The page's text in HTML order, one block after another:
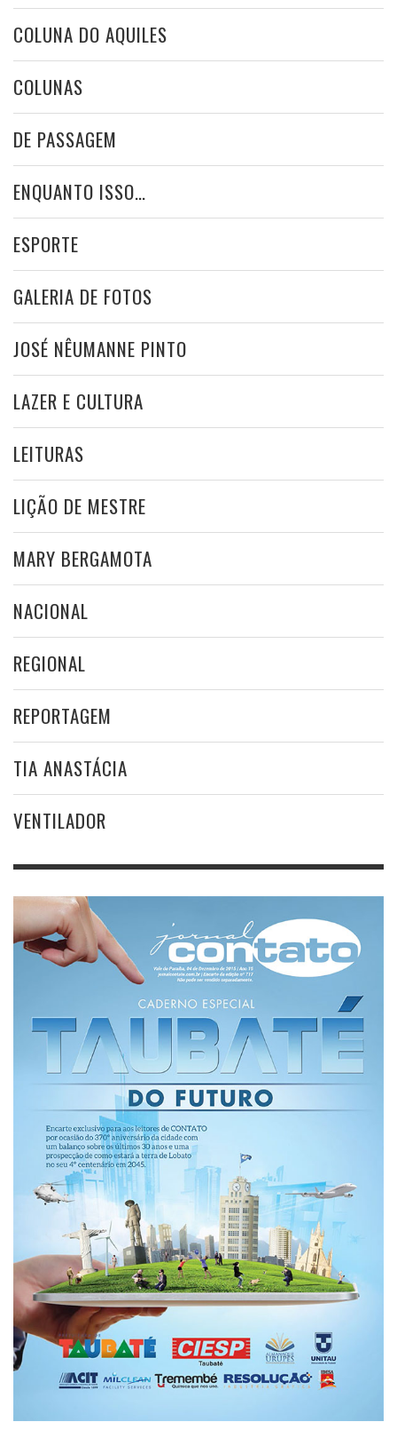
COLUNA DO AQUILES
COLUNAS
DE PASSAGEM
ENQUANTO ISSO…
ESPORTE
GALERIA DE FOTOS
JOSÉ NÊUMANNE PINTO
LAZER E CULTURA
LEITURAS
LIÇÃO DE MESTRE
MARY BERGAMOTA
NACIONAL
REGIONAL
REPORTAGEM
TIA ANASTÁCIA
VENTILADOR